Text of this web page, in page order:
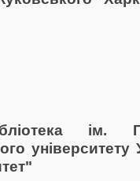
університету